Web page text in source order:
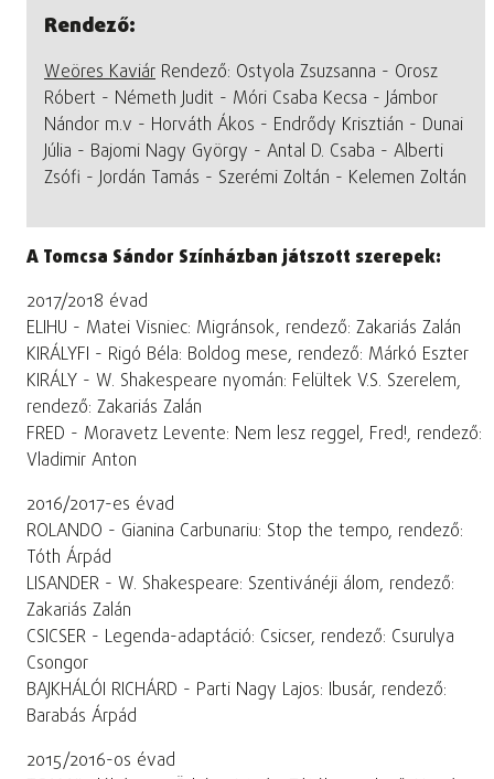
Rendező:
Weöres Kaviár Rendező: Ostyola Zsuzsanna - Orosz
Róbert - Németh Judit - Móri Csaba Kecsa - Jámbor
Nándor m.v - Horváth Ákos - Endrődy Krisztián - Dunai
Júlia - Bajomi Nagy György - Antal D. Csaba - Alberti
Zsófi - Jordán Tamás - Szerémi Zoltán - Kelemen Zoltán
A Tomcsa Sándor Színházban játszott szerepek:
2017/2018 évad
ELIHU - Matei Visniec: Migránsok, rendező: Zakariás Zalán
KIRÁLYFI - Rigó Béla: Boldog mese, rendező: Márkó Eszter
KIRÁLY - W. Shakespeare nyomán: Felültek V.S. Szerelem,
rendező: Zakariás Zalán
FRED - Moravetz Levente: Nem lesz reggel, Fred!, rendező:
Vladimir Anton
2016/2017-es évad
ROLANDO - Gianina Carbunariu: Stop the tempo, rendező:
Tóth Árpád
LISANDER - W. Shakespeare: Szentivánéji álom, rendező:
Zakariás Zalán
CSICSER - Legenda-adaptáció: Csicser, rendező: Csurulya
Csongor
BAJKHÁLÓI RICHÁRD - Parti Nagy Lajos: Ibusár, rendező:
Barabás Árpád
2015/2016-os évad